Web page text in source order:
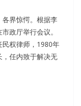
界惊愕。根据李
政厅举行会议。
权律师，1980年
任内致于解决无